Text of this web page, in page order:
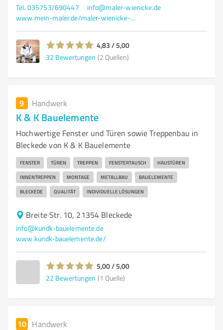
Tel. 035753/690447
info@maler-wienicke.de
www.mein-maler.de/maler-wienicke-aus-grossraeschen/
4,83 / 5,00
32 Bewertungen (2 Quellen)
9 Handwerk
K & K Bauelemente
Hochwertige Fenster und Türen sowie Treppenbau in
Bleckede von K & K Bauelemente
FENSTER TÜREN TREPPEN FENSTERTAUSCH HAUSTÜREN
INNENTREPPEN MONTAGE METALLBAU BAUELEMENTE
BLECKEDE QUALITÄT INDIVIDUELLE LÖSUNGEN
Breite Str. 10, 21354 Bleckede
info@kundk-bauelemente.de
www.kundk-bauelemente.de/
5,00 / 5,00
22 Bewertungen (1 Quelle)
10 Handwerk